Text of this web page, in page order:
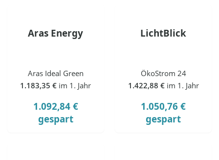
Aras Energy
Aras Ideal Green
1.183,35 € im 1. Jahr
1.092,84 €
gespart
LichtBlick
ÖkoStrom 24
1.422,88 € im 1. Jahr
1.050,76 €
gespart